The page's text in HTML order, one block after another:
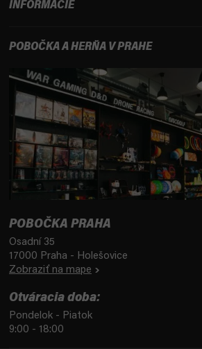
INFORMÁCIE
POBOČKA A HERŇA V PRAHE
POBOČKA PRAHA
Osadní 35
17000 Praha - Holešovice
Zobraziť na mape
Otváracia doba:
Pondelok - Piatok
9:00 - 18:00